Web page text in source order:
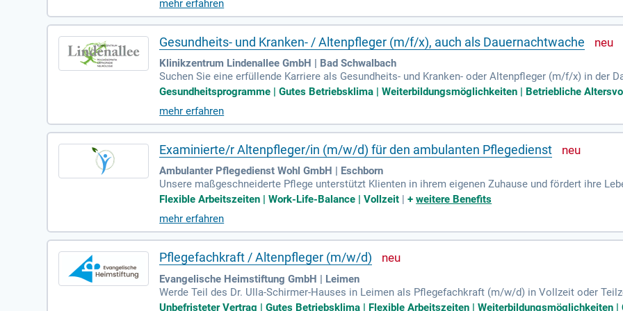
und Verantwortungsbewusstsein sind für diese Position essenziell. Wir bieten ein attraktives
e und vermögenswirksame Leistungen. Werden Sie Teil eines liebevollen Teams, das wertvolle
mehr erfahren
Gesundheits- und Kranken- / Altenpfleger (m/f/x), auch als Dauernachtwache
Klinikzentrum Lindenallee GmbH | Bad Schwalbach
Suchen Sie eine erfüllende Karriere als Gesundheits- und Kranken- oder Altenpfleger (m/f/x) in der
Sie umfassende, geplante Pflege und Unterstützung für Patienten und deren Angehörige. Wir
ompetenz, die eine patientenorientierte Pflege schätzen. Freuen Sie sich auf flexible
eine strukturierte Einarbeitung. Unsere wertschätzende Arbeitsatmosphäre und ein engagiertes
atz. Nutzen Sie die Chance, in einem verantwortungsvollen Tätigkeitsbereich mit Sinn zu arbeiten
Gesundheitsprogramme | Gutes Betriebsklima | Weiterbildungsmöglichkeiten | Betriebliche
mehr erfahren
Examinierte/r Altenpfleger/in (m/w/d) für den ambulanten Pflegedienst
Ambulanter Pflegedienst Wohl GmbH | Eschborn
Unsere maßgeschneiderte Pflege unterstützt Klienten in ihrem eigenen Zuhause und fördert ihre
anung, enge Zusammenarbeit mit Angehörigen und Ärzten sowie umfassende Beratung. Unser
d für uns essenziell. Wir bieten ein angenehmes Arbeitsumfeld und vielfältige
ungen. Kommen Sie zu uns und gestalten Sie die Zukunft der Altenpflege aktiv mit!
Flexible Arbeitszeiten | Work-Life-Balance | Vollzeit |+weitere Benefits
mehr erfahren
Pflegefachkraft / Altenpfleger (m/w/d)
Evangelische Heimstiftung GmbH | Leimen
Werde Teil des Dr. Ulla-Schirmer-Hauses in Leimen als Pflegefachkraft (m/w/d) in Vollzeit oder
egeunternehmen in Baden-Württemberg mit über 11.000 Mitarbeitenden, wo du Großartiges leisten
Unbefristeter Vertrag | Gutes Betriebsklima | Flexible Arbeitszeiten | Weiterbildungsmöglichkeiten